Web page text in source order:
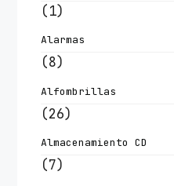
(1)
Alarmas
(8)
Alfombrillas
(26)
Almacenamiento CD
(7)